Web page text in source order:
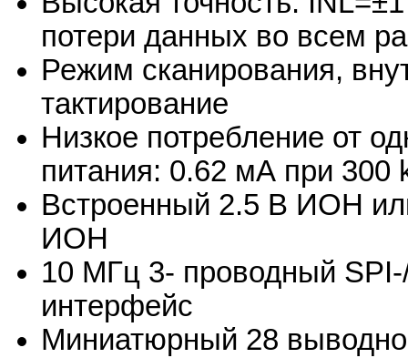
потери данных во всем
Режим сканирования,
тактирование
Низкое потребление от
питания: 0.62 мА при 300
Встроенный 2.5 В ИОН
ИОН
10 МГц 3- проводный
интерфейс
Миниатюрный 28